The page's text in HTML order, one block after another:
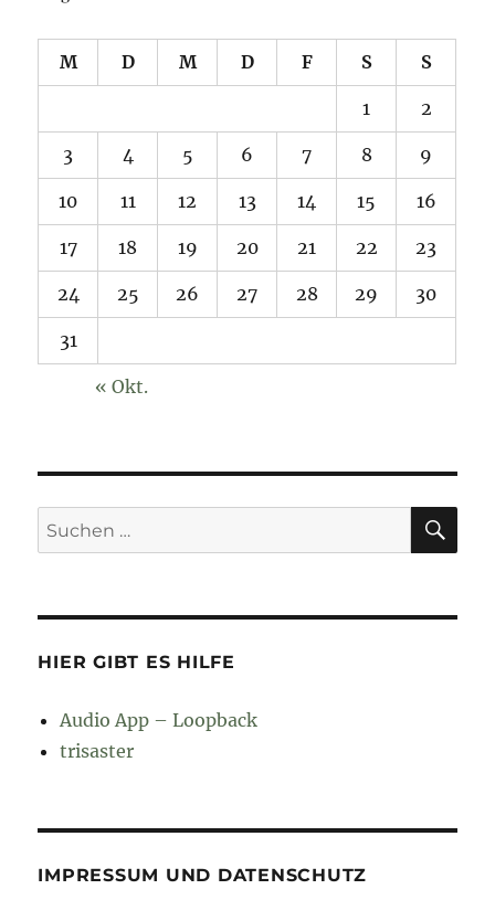
M D M D F S S
1 2
3 4 5 6 7 8 9
10 11 12 13 14 15 16
17 18 19 20 21 22 23
24 25 26 27 28 29 30
31
« Okt.
Suchen
nach:
HIER GIBT ES HILFE
Audio App – Loopback
trisaster
IMPRESSUM UND DATENSCHUTZ